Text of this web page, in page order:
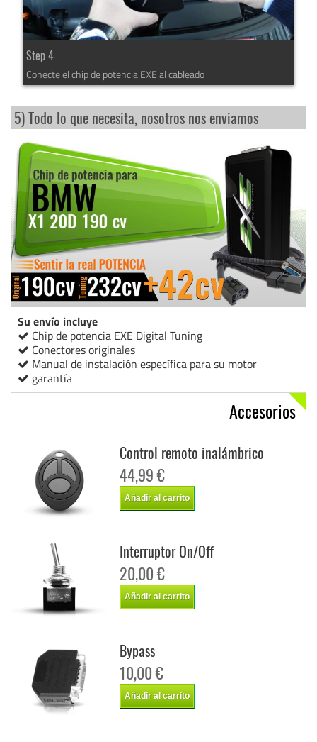
Step 4
Conecte el chip de potencia EXE al cableado
5) Todo lo que necesita, nosotros nos enviamos
Su envío incluye
Chip de potencia EXE Digital Tuning
Conectores originales
Manual de instalación específica para su motor
garantía
Accesorios
Control remoto inalámbrico
44,99 €
Añadir al carrito
Interruptor On/Off
20,00 €
Añadir al carrito
Bypass
10,00 €
Añadir al carrito